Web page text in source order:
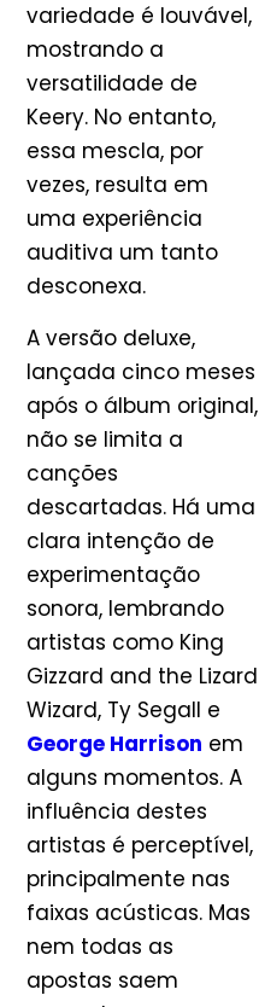
variedade é louvável,
mostrando a
versatilidade de
Keery. No entanto,
essa mescla, por
vezes, resulta em
uma experiência
auditiva um tanto
desconexa.
A versão deluxe,
lançada cinco meses
após o álbum original,
não se limita a
canções
descartadas. Há uma
clara intenção de
experimentação
sonora, lembrando
artistas como King
Gizzard and the Lizard
Wizard, Ty Segall e
George Harrison em
alguns momentos. A
influência destes
artistas é perceptível,
principalmente nas
faixas acústicas. Mas
nem todas as
apostas saem